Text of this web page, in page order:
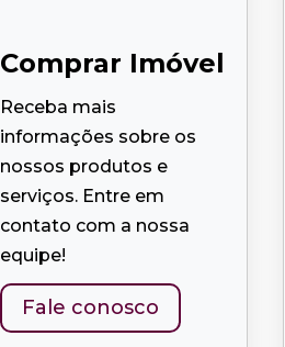
Comprar Imóvel
Receba mais
informações sobre os
nossos produtos e
serviços. Entre em
contato com a nossa
equipe!
Fale conosco